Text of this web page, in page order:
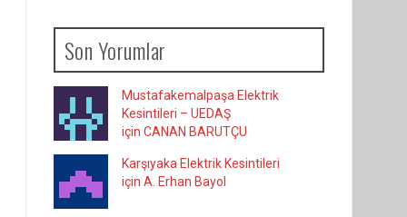
Son Yorumlar
Mustafakemalpaşa Elektrik
Kesintileri – UEDAŞ
için CANAN BARUTÇU
Karşıyaka Elektrik Kesintileri
için A. Erhan Bayol